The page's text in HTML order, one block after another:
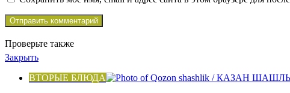
Проверьте также
Закрыть
ВТОРЫЕ БЛЮДА